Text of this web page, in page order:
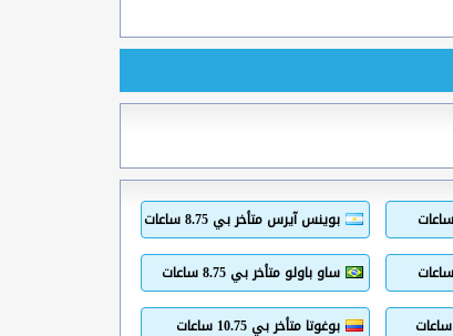
بوينس آيرس متأخر بي 8.75 ساعات
ساو باولو متأخر بي 8.75 ساعات
بوغوتا متأخر بي 10.75 ساعات